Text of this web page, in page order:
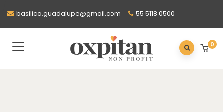
basilica.guadalupe@gmail.com 55 5118 0500
0